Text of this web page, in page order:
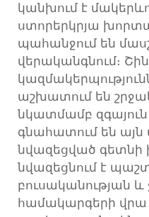
կանխում է
ստորերկրյա
պահանջում են
վերականգնում։
աշխատում են
նկատմամբ
գնահատում են
նվազեցված գետնի
նվազեցնում է
բուսականության
համակարգերի վրա